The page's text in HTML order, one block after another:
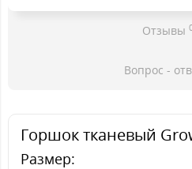
Отзывы
Вопрос -
Горшок тканевый
Размер: